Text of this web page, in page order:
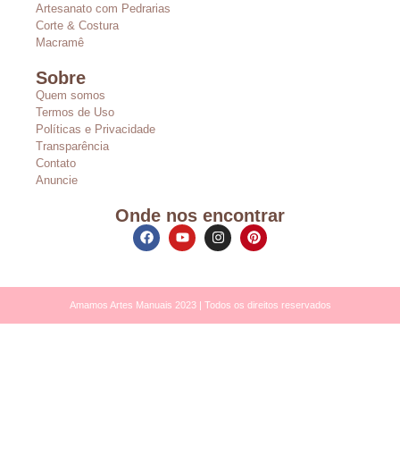
Artesanato com Pedrarias
Corte & Costura
Macramê
Sobre
Quem somos
Termos de Uso
Políticas e Privacidade
Transparência
Contato
Anuncie
Onde nos encontrar
Amamos Artes Manuais 2023 | Todos os direitos reservados